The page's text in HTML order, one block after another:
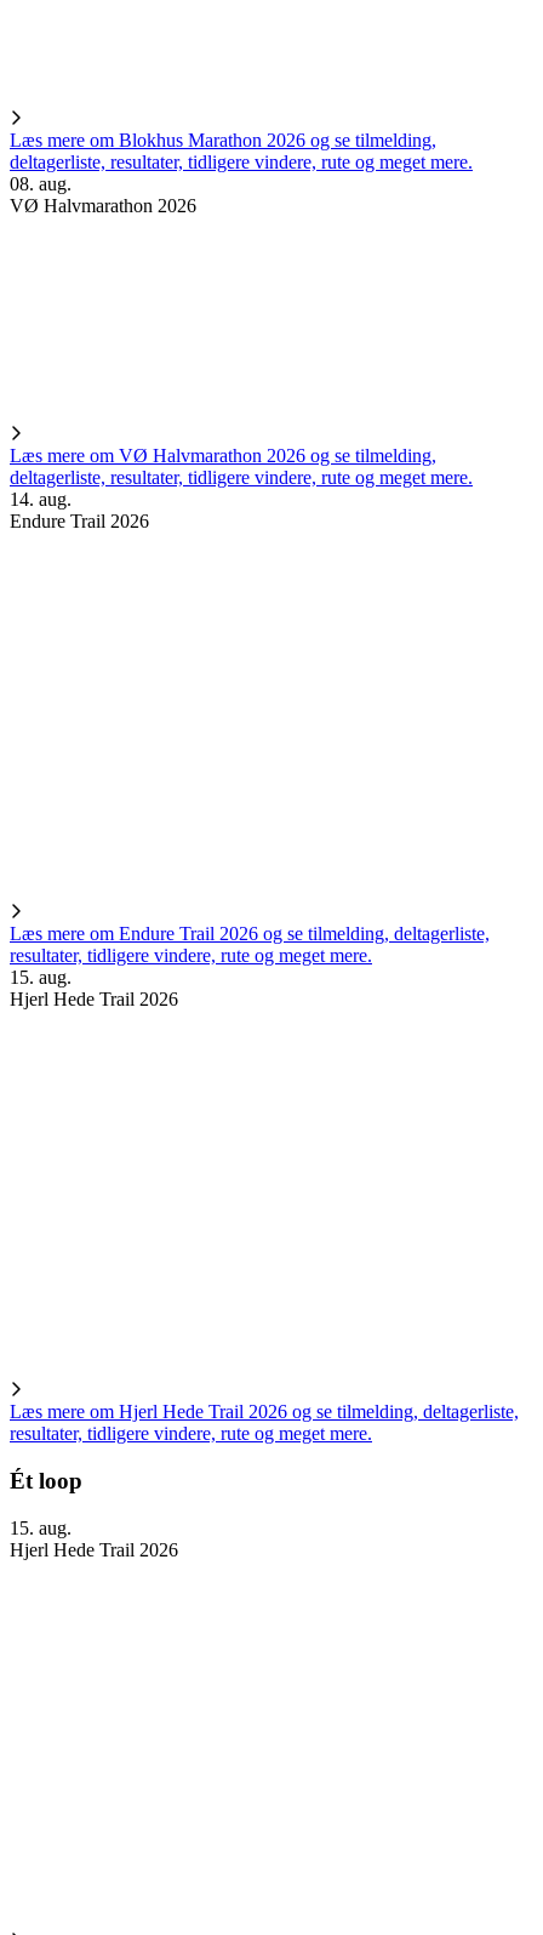
Læs mere om Blokhus Marathon 2026 og se tilmelding,
deltagerliste, resultater, tidligere vindere, rute og meget mere.
08. aug.
VØ Halvmarathon 2026
Læs mere om VØ Halvmarathon 2026 og se tilmelding,
deltagerliste, resultater, tidligere vindere, rute og meget mere.
14. aug.
Endure Trail 2026
Læs mere om Endure Trail 2026 og se tilmelding, deltagerliste,
resultater, tidligere vindere, rute og meget mere.
15. aug.
Hjerl Hede Trail 2026
Læs mere om Hjerl Hede Trail 2026 og se tilmelding, deltagerliste,
resultater, tidligere vindere, rute og meget mere.
Ét loop
15. aug.
Hjerl Hede Trail 2026